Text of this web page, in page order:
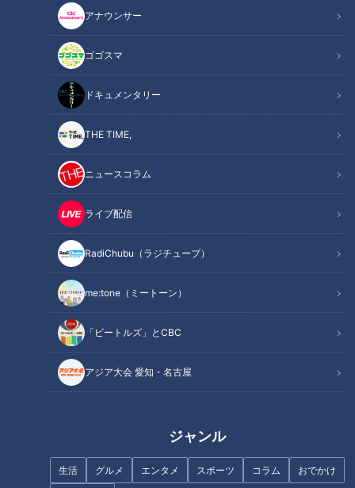
アナウンサー
ゴゴスマ
ドキュメンタリー
THE TIME,
ニュースコラム
ライブ配信
RadiChubu（ラジチューブ）
me:tone（ミートーン）
「ビートルズ」とCBC
アジア大会 愛知・名古屋
ジャンル
生活 グルメ エンタメ スポーツ コラム おでかけ
記事に戻る
この記事を見たあなたへのおすすめ
ほぼ名古屋市・尾頭橋だけ愛さ
れフード『不朽最中』をいただ
きます！【チャント！】
常を味わえる町、岐阜・揖斐川
町周辺を、あのお笑いクイーン